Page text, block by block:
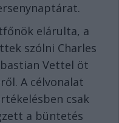
elárulta, a
szólni Charles
Vettel öt
A célvonalat
csak
a büntetés